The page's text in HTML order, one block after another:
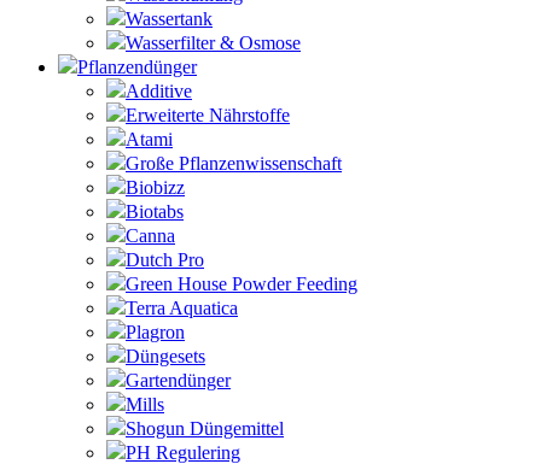
Wassertank
Wasserfilter & Osmose
Pflanzendünger
Additive
Erweiterte Nährstoffe
Atami
Große Pflanzenwissenschaft
Biobizz
Biotabs
Canna
Dutch Pro
Green House Powder Feeding
Terra Aquatica
Plagron
Düngesets
Gartendünger
Mills
Shogun Düngemittel
PH Regulering